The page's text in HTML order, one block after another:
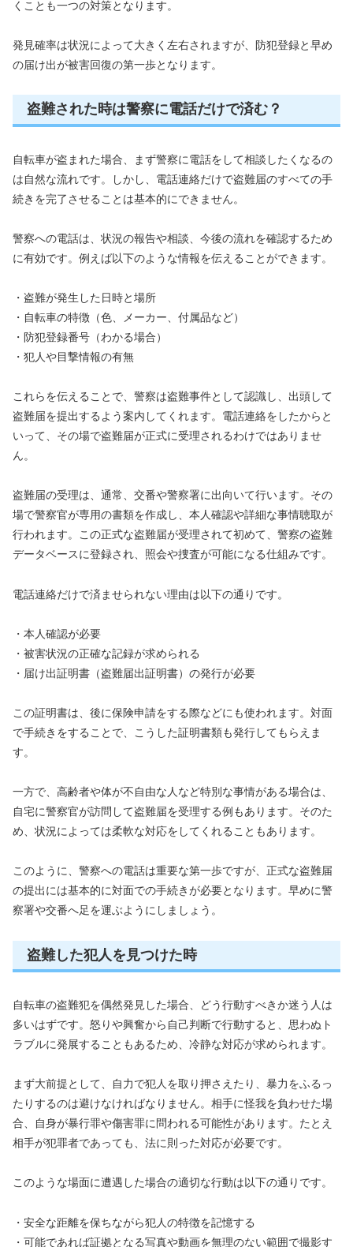
くことも一つの対策となります。
発見確率は状況によって大きく左右されますが、防犯登録と早め
の届け出が被害回復の第一歩となります。
盗難された時は警察に電話だけで済む？
自転車が盗まれた場合、まず警察に電話をして相談したくなるの
は自然な流れです。しかし、電話連絡だけで盗難届のすべての手
続きを完了させることは基本的にできません。
警察への電話は、状況の報告や相談、今後の流れを確認するため
に有効です。例えば以下のような情報を伝えることができます。
・盗難が発生した日時と場所
・自転車の特徴（色、メーカー、付属品など）
・防犯登録番号（わかる場合）
・犯人や目撃情報の有無
これらを伝えることで、警察は盗難事件として認識し、出頭して
盗難届を提出するよう案内してくれます。電話連絡をしたからと
いって、その場で盗難届が正式に受理されるわけではありませ
ん。
盗難届の受理は、通常、交番や警察署に出向いて行います。その
場で警察官が専用の書類を作成し、本人確認や詳細な事情聴取が
行われます。この正式な盗難届が受理されて初めて、警察の盗難
データベースに登録され、照会や捜査が可能になる仕組みです。
電話連絡だけで済ませられない理由は以下の通りです。
・本人確認が必要
・被害状況の正確な記録が求められる
・届け出証明書（盗難届出証明書）の発行が必要
この証明書は、後に保険申請をする際などにも使われます。対面
で手続きをすることで、こうした証明書類も発行してもらえま
す。
一方で、高齢者や体が不自由な人など特別な事情がある場合は、
自宅に警察官が訪問して盗難届を受理する例もあります。そのた
め、状況によっては柔軟な対応をしてくれることもあります。
このように、警察への電話は重要な第一歩ですが、正式な盗難届
の提出には基本的に対面での手続きが必要となります。早めに警
察署や交番へ足を運ぶようにしましょう。
盗難した犯人を見つけた時
自転車の盗難犯を偶然発見した場合、どう行動すべきか迷う人は
多いはずです。怒りや興奮から自己判断で行動すると、思わぬト
ラブルに発展することもあるため、冷静な対応が求められます。
まず大前提として、自力で犯人を取り押さえたり、暴力をふるっ
たりするのは避けなければなりません。相手に怪我を負わせた場
合、自身が暴行罪や傷害罪に問われる可能性があります。たとえ
相手が犯罪者であっても、法に則った対応が必要です。
このような場面に遭遇した場合の適切な行動は以下の通りです。
・安全な距離を保ちながら犯人の特徴を記憶する
・可能であれば証拠となる写真や動画を無理のない範囲で撮影す